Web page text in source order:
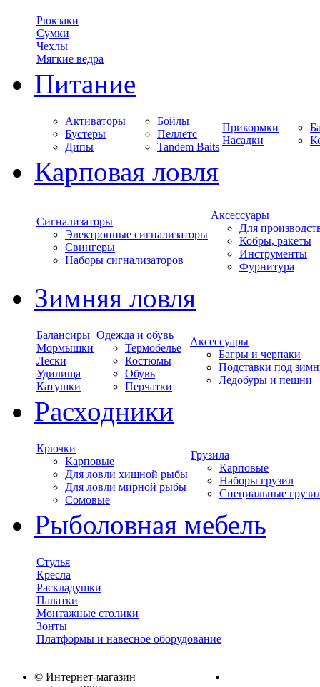
Рюкзаки
Сумки
Чехлы
Мягкие ведра
Питание
Активаторы
Бустеры
Дипы
Бойлы
Пеллетс
Tandem Baits
Прикормки
Насадки
Карповая ловля
Сигнализаторы
Электронные сигнализаторы
Свингеры
Наборы сигнализаторов
Аксессуары
Для
Кобры, ракеты
Инструменты
Фурнитура
Зимняя ловля
Балансиры
Мормышки
Лески
Удилища
Катушки
Одежда и обувь
Термобелье
Костюмы
Обувь
Перчатки
Аксессуары
Багры и черпаки
Подставки под
Ледобуры и пешни
Расходники
Крючки
Карповые
Для ловли хищной рыбы
Для ловли мирной рыбы
Сомовые
Грузила
Карповые
Наборы грузил
Специальные
Рыболовная мебель
Стулья
Кресла
Раскладушки
Палатки
Монтажные столики
Зонты
Платформы и навесное оборудование
© Интернет-магазин